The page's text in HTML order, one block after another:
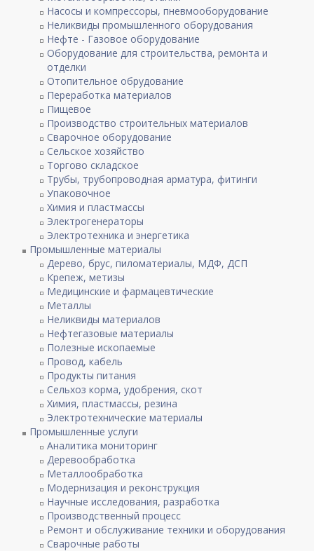
Насосы и компрессоры, пневмооборудование
Неликвиды промышленного оборудования
Нефте - Газовое оборудование
Оборудование для строительства, ремонта и
отделки
Отопительное обрудование
Переработка материалов
Пищевое
Производство строительных материалов
Сварочное оборудование
Сельское хозяйство
Торгово складское
Трубы, трубопроводная арматура, фитинги
Упаковочное
Химия и пластмассы
Электрогенераторы
Электротехника и энергетика
Промышленные материалы
Дерево, брус, пиломатериалы, МДФ, ДСП
Крепеж, метизы
Медицинские и фармацевтические
Металлы
Неликвиды материалов
Нефтегазовые материалы
Полезные ископаемые
Провод, кабель
Продукты питания
Сельхоз корма, удобрения, скот
Химия, пластмассы, резина
Электротехнические материалы
Промышленные услуги
Аналитика мониторинг
Деревообработка
Металлообработка
Модернизация и реконструкция
Научные исследования, разработка
Производственный процесс
Ремонт и обслуживание техники и оборудования
Сварочные работы